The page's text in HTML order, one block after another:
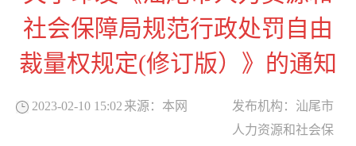
社会保障局规范行政处罚自由
裁量权规定(修订版）》的通知
2023-02-10 15:02 来源： 本网 发布机构： 汕尾市
人力资源和社会保